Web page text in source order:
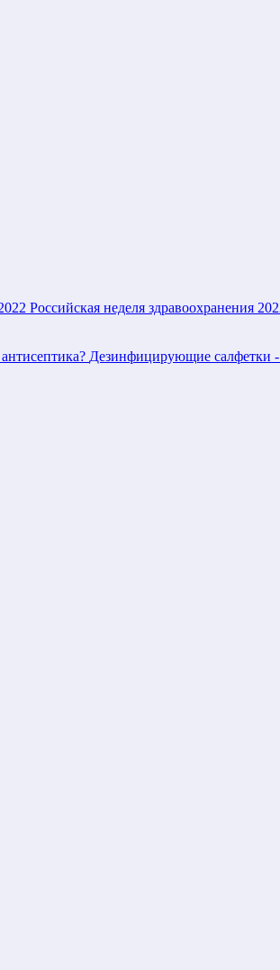
Российская неделя здравоохранения
Дезинфицирующие салфетки -